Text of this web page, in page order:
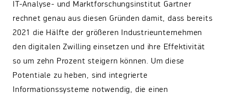
IT-Analyse- und Marktforschungsinstitut Gartner
rechnet genau aus diesen Gründen damit, dass bereits
2021 die Hälfte der größeren Industrieunternehmen
den digitalen Zwilling einsetzen und ihre Effektivität
so um zehn Prozent steigern können. Um diese
Potentiale zu heben, sind integrierte
Informationssysteme notwendig, die einen